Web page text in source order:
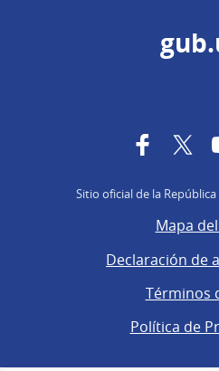
Facebook
Sitio oficial de la
Mapa
Declaración de
Términos
Política de